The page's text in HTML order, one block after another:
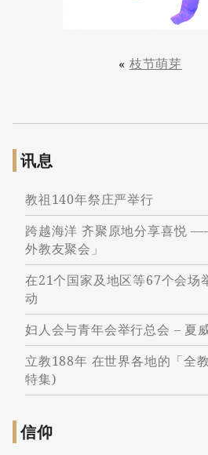
« 枝节萌芽
讯息
教祖140年祭庄严举行
跨越海洋 齐聚原地分享喜悦
外教友聚会」
在21个国家及地区等67个会场
动
妇人会与青年会举行总会 – 夏
立教188年 在世界各地的「全
特集)
信仰